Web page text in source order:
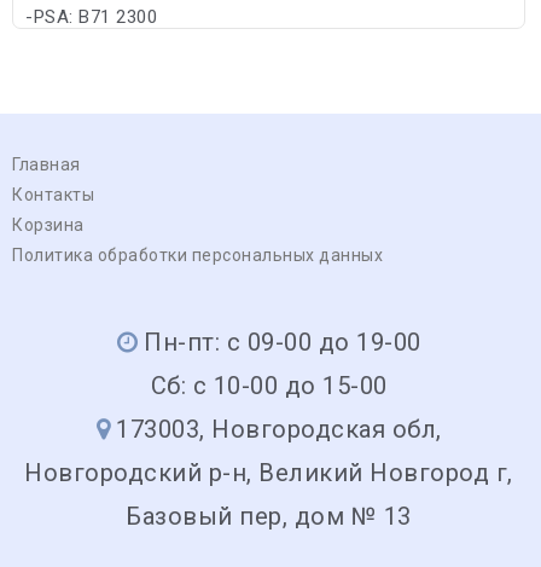
-PSA: B71 2300
Главная
Контакты
Корзина
Политика обработки персональных данных
Пн-пт: с 09-00 до 19-00
Сб: с 10-00 до 15-00
173003, Новгородская обл,
Новгородский р-н, Великий Новгород г,
Базовый пер, дом № 13